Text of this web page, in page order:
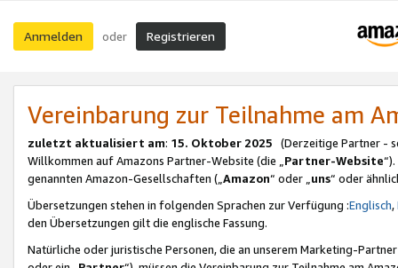
Anmelden oder Registrieren
Vereinbarung zur Teilnahme am
zuletzt aktualisiert am: 15. Oktober 2025 (Derzeitige Partner -
Willkommen auf Amazons Partner-Website (die „Partner-Website
genannten Amazon-Gesellschaften („Amazon“ oder „uns“ oder
Übersetzungen stehen in folgenden Sprachen zur Verfügung :Englisch,
den Übersetzungen gilt die englische Fassung.
Natürliche oder juristische Personen, die an unserem Marketing-